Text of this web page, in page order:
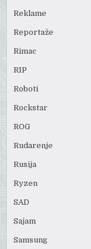
Reklame
Reportaže
Rimac
RIP
Roboti
Rockstar
ROG
Rudarenje
Rusija
Ryzen
SAD
Sajam
Samsung